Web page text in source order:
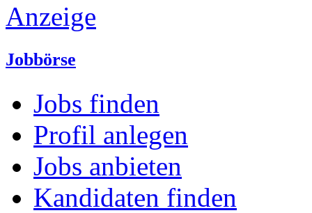
Anzeige
Jobbörse
Jobs finden
Profil anlegen
Jobs anbieten
Kandidaten finden